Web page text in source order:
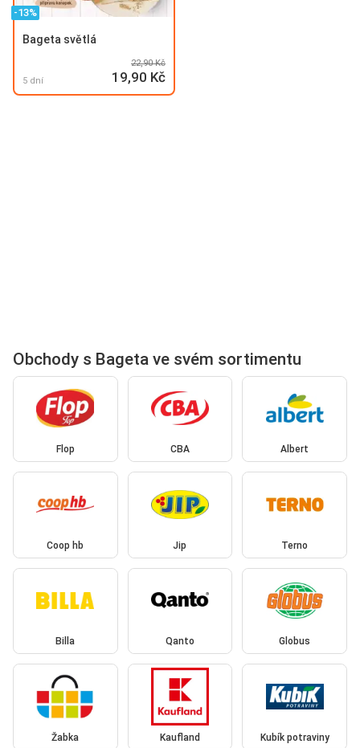
-13%
Bageta světlá
5 dní
22,90 Kč
19,90 Kč
Obchody s Bageta ve svém sortimentu
Flop CBA Albert
Coop hb Jip Terno
Billa Qanto Globus
Žabka Kaufland Kubík potraviny